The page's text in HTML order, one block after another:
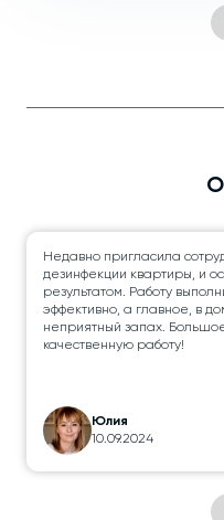
Недавно пригласила
дезинфекции квартиры, и
результатом. Работу
эффективно, а главное, в
неприятный запах.
качественную работу!
Юлия
10.09.2024